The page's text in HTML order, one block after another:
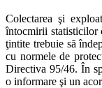
Colectarea şi
întocmirii statisticilor
ţintite trebuie să
cu normele de
Directiva 95/46. În
o informare şi un